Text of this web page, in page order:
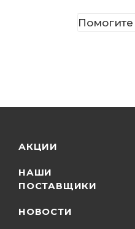
АКЦИИ
НАШИ
ПОСТАВЩИКИ
НОВОСТИ